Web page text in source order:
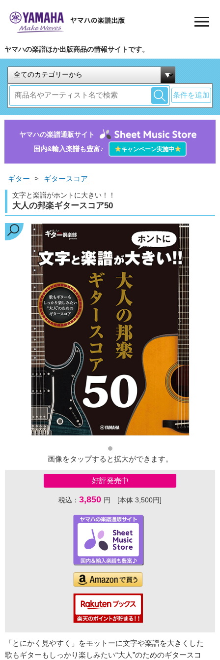
ヤマハの楽譜ほか出版商品の情報サイトです。
条件を追加
ヤマハの楽譜通販サイト
国内&輸入楽譜も豊富♪
★キャンペーン実施中★
ギター > ギタースコア
文字と楽譜がホントに大きい！！
大人の邦楽ギタースコア50
画像をタップすると拡大ができます。
好評発売中
税込： 3,850 円 [本体 3,500円]
「とにかく見やすく」をモットーに文字や楽譜を大きくした
歌もギターもしっかり楽しみたい“大人”のためのギタースコ